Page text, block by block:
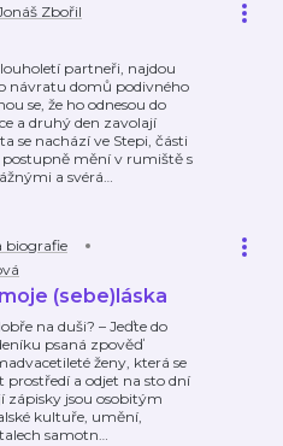
Zbořil
partneři, najdou
návratu domů podivného
se, že ho odnesou do
a druhý den zavolají
se nachází ve Stepi, části
postupně mění v rumiště s
a svérá…
biografie
(sebe)láska
na duši? – Jeďte do
psaná zpověď
ženy, která se
a odjet na sto dní
zápisky jsou osobitým
kultuře, umění,
samotn…